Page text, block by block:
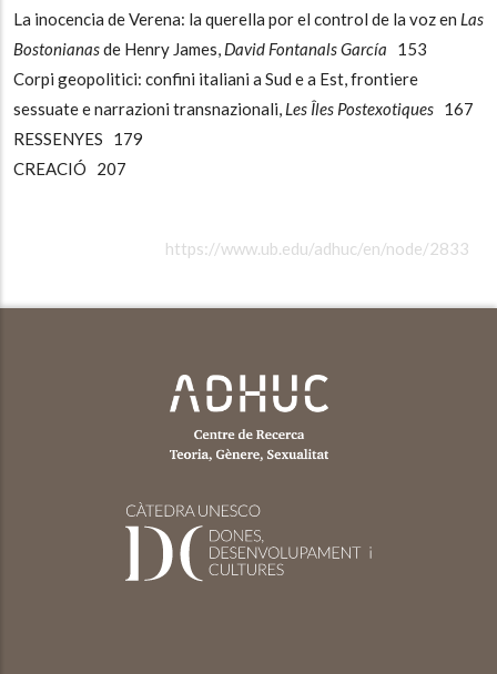
La inocencia de Verena: la querella por el control de la voz en Las
Bostonianasde Henry James, David Fontanals García 153
Corpi geopolitici: confini italiani a Sud e a Est, frontiere
sessuate e narrazioni transnazionali, Les Îles Postexotiques 167
RESSENYES 179
CREACIÓ 207
https://www.ub.edu/adhuc/en/node/2833